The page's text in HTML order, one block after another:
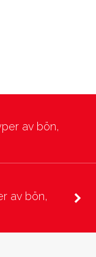
av bön,
av bön,